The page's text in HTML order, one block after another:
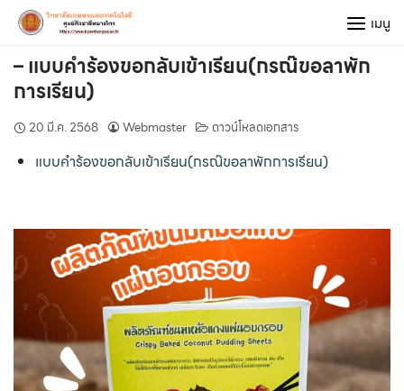
Skip
content
เมนู
– แบบคำร้องขอกลับเข้าเรียน(กรณ๊ขอลาพัก
การเรียน)
20 มี.ค. 2568 Webmaster ดาวน์โหลดเอกสาร
แบบคำร้องขอกลับเข้าเรียน(กรณ๊ขอลาพักการเรียน)